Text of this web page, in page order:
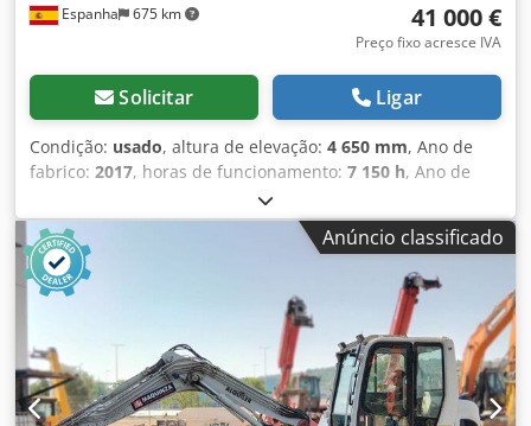
Espanha 675 km 41 000 €
Preço fixo acresce IVA
Solicitar Ligar
Condição: usado, altura de elevação: 4 650 mm, Ano de
fabrico: 2017, horas de funcionamento: 7 150 h, Ano de
fabrico: 2017 Dodsxqfhlopfx Aaijkr Peso vazio: 8.500 kg
Anúncio classificado